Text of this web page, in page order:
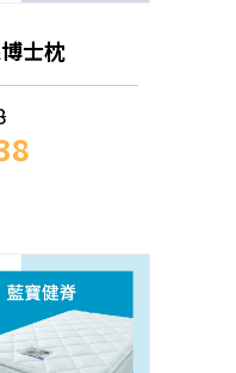
士枕